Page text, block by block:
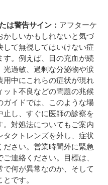
は警告サイン： アフターケ
しいかもしれないと気づ
して無視してはいけない症
。例えば、目の充血が続
光過敏、過剰な分泌物や涙
中にこれらの症状が現れ
ト不良などの問題の兆候
イドでは、このような場
し、すぐに医師の診察を
対処法についてもご案内
タクトレンズを外し、症状
さい。営業時間外に緊急
連絡ください。目標は、
何が異常なのか、そして
です。